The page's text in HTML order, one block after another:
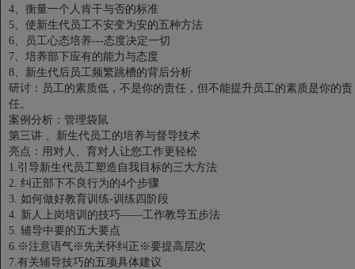
4、衡量一个人肯干与否的标准
5、使新生代员工不安变为安的五种方法
6、员工心态培养---态度决定一切
7、培养部下应有的能力与态度
8、新生代后员工频繁跳槽的背后分析
研讨：员工的素质低，不是你的责任，但不能提升员工的素质是你的责
任。
案例分析：管理袋鼠
第三讲 、新生代员工的培养与督导技术
亮点：用对人、育对人让您工作更轻松
1.引导新生代员工塑造自我目标的三大方法
2. 纠正部下不良行为的4个步骤
3. 如何做好教育训练-训练四阶段
4. 新人上岗培训的技巧——工作教导五步法
5. 辅导中要的五大要点
6.※注意语气※先关怀纠正※要提高层次
7.有关辅导技巧的五项具体建议